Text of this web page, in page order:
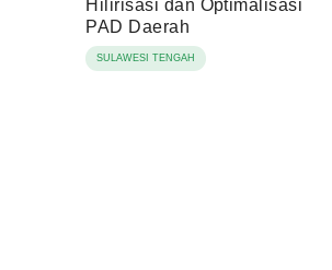
Hilirisasi dan Optimalisasi
PAD Daerah
SULAWESI TENGAH